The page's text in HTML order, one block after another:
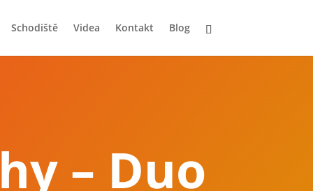
Schodiště Videa Kontakt Blog
– Duo